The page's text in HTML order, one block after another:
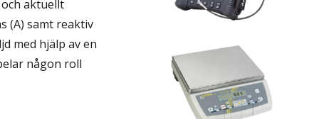
aktuellt
(A) samt reaktiv
med hjälp av en
någon roll
Gallery...
Hyr Räknevåg
View
Gallery...